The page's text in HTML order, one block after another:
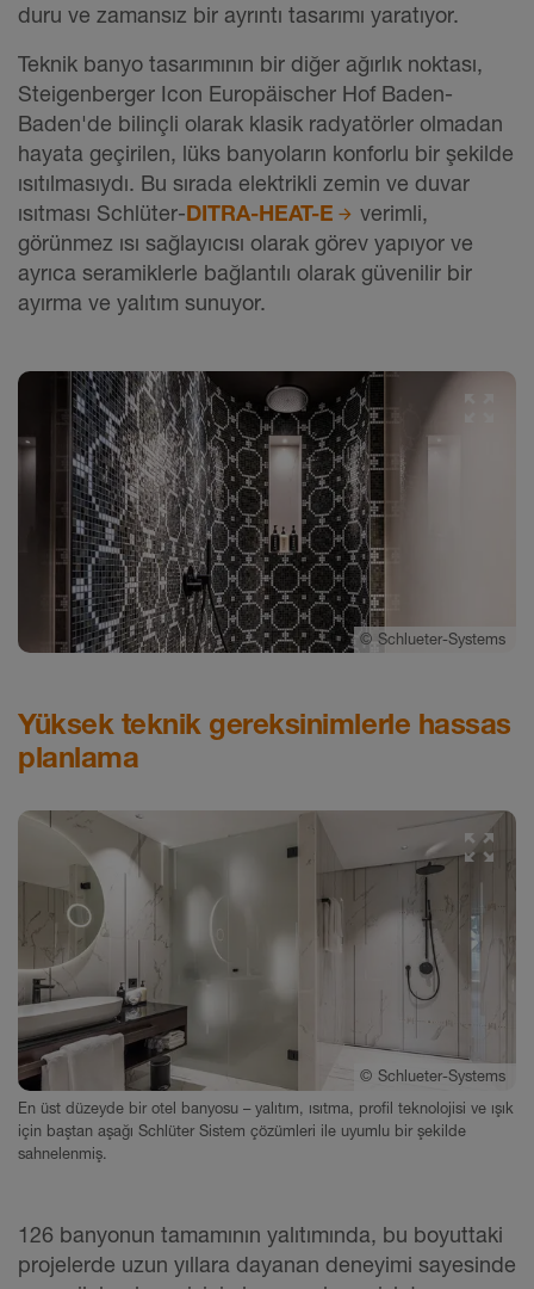
duru ve zamansız bir ayrıntı tasarımı yaratıyor.
Teknik banyo tasarımının bir diğer ağırlık noktası,
Steigenberger Icon Europäischer Hof Baden-
Baden'de bilinçli olarak klasik radyatörler olmadan
hayata geçirilen, lüks banyoların konforlu bir şekilde
ısıtılmasıydı. Bu sırada elektrikli zemin ve duvar
ısıtması Schlüter-DITRA-HEAT-E
verimli,
görünmez ısı sağlayıcısı olarak görev yapıyor ve
ayrıca seramiklerle bağlantılı olarak güvenilir bir
ayırma ve yalıtım sunuyor.
© Schlueter-Systems
Yüksek teknik gereksinimlerle hassas
planlama
© Schlueter-Systems
En üst düzeyde bir otel banyosu – yalıtım, ısıtma, profil teknolojisi ve ışık
için baştan aşağı Schlüter Sistem çözümleri ile uyumlu bir şekilde
sahnelenmiş.
126 banyonun tamamının yalıtımında, bu boyuttaki
projelerde uzun yıllara dayanan deneyimi sayesinde